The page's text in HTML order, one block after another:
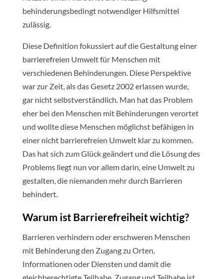
behinderungsbedingt notwendiger Hilfsmittel
zulässig.
Diese Definition fokussiert auf die Gestaltung einer
barrierefreien Umwelt für Menschen mit
verschiedenen Behinderungen. Diese Perspektive
war zur Zeit, als das Gesetz 2002 erlassen wurde,
gar nicht selbstverständlich. Man hat das Problem
eher bei den Menschen mit Behinderungen verortet
und wollte diese Menschen möglichst befähigen in
einer nicht barrierefreien Umwelt klar zu kommen.
Das hat sich zum Glück geändert und die Lösung des
Problems liegt nun vor allem darin, eine Umwelt zu
gestalten, die niemanden mehr durch Barrieren
behindert.
Warum ist Barrierefreiheit wichtig?
Barrieren verhindern oder erschweren Menschen
mit Behinderung den Zugang zu Orten,
Informationen oder Diensten und damit die